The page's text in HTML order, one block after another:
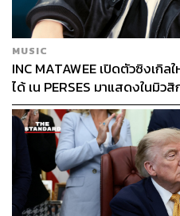
MUSIC
INC MATAWEE เปิดตัวซิงเกิล
ได้ เน PERSES มาแสดงในมิวสิ